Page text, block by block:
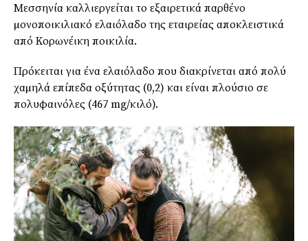
Μεσσηνία καλλιεργείται το εξαιρετικά παρθένο
µονοποικιλιακό ελαιόλαδο της εταιρείας αποκλειστικά
από Κορωνέικη ποικιλία.
Πρόκειται για ένα ελαιόλαδο που διακρίνεται από πολύ
χαµηλά επίπεδα οξύτητας (0,2) και είναι πλούσιο σε
πολυφαινόλες (467 mg/κιλό).